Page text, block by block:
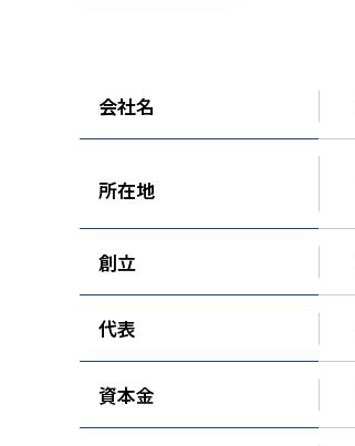
会社名
所在地
創立
代表
資本金